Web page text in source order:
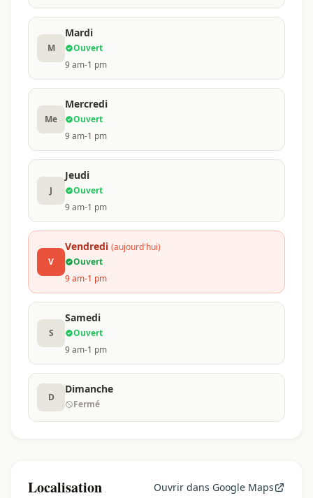
M
Mardi
Ouvert
9 am-1 pm
Me
Mercredi
Ouvert
9 am-1 pm
J
Jeudi
Ouvert
9 am-1 pm
V
Vendredi (aujourd'hui)
Ouvert
9 am-1 pm
S
Samedi
Ouvert
9 am-1 pm
D
Dimanche
Fermé
Localisation Ouvrir dans Google Maps